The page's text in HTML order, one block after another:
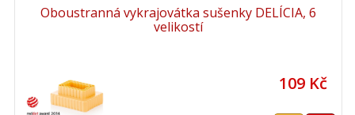
Oboustranná vykrajovátka sušenky DELÍCIA, 6
velikostí
109 Kč